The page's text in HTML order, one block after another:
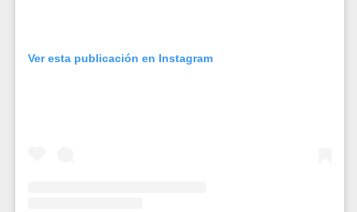
Ver esta publicación en Instagram